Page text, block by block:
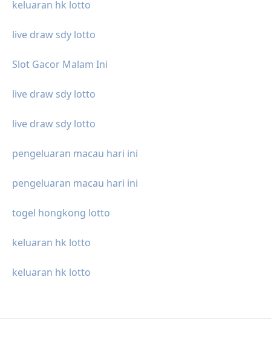
keluaran hk lotto
live draw sdy lotto
Slot Gacor Malam Ini
live draw sdy lotto
live draw sdy lotto
pengeluaran macau hari ini
pengeluaran macau hari ini
togel hongkong lotto
keluaran hk lotto
keluaran hk lotto